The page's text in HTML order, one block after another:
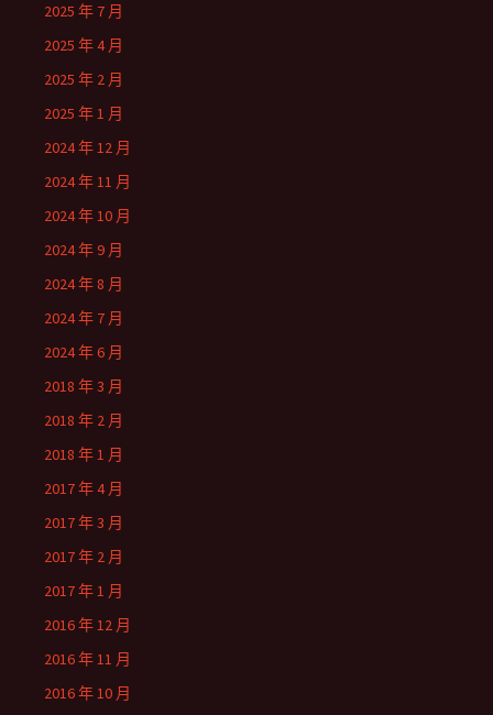
2025 年 7 月
2025 年 4 月
2025 年 2 月
2025 年 1 月
2024 年 12 月
2024 年 11 月
2024 年 10 月
2024 年 9 月
2024 年 8 月
2024 年 7 月
2024 年 6 月
2018 年 3 月
2018 年 2 月
2018 年 1 月
2017 年 4 月
2017 年 3 月
2017 年 2 月
2017 年 1 月
2016 年 12 月
2016 年 11 月
2016 年 10 月